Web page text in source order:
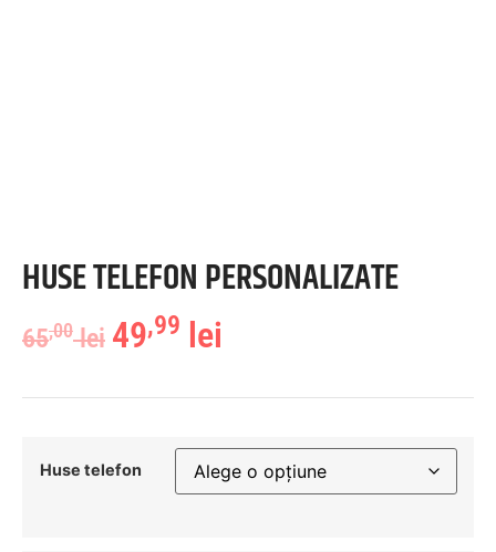
HUSE TELEFON PERSONALIZATE
65,00 lei 49,99 lei
Huse telefon